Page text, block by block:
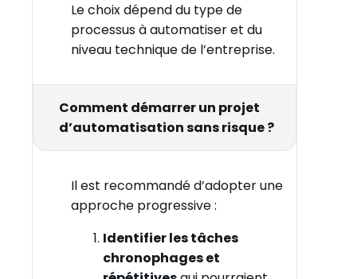
Le choix dépend du type de
processus à automatiser et du
niveau technique de l’entreprise.
Comment démarrer un projet
d’automatisation sans risque ?
Il est recommandé d’adopter une
approche progressive :
Identifier les tâches
chronophages et